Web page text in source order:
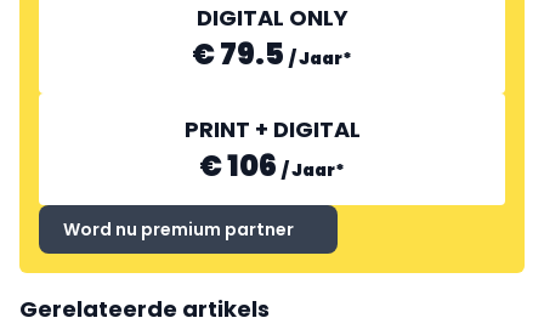
DIGITAL ONLY
€ 79.5 /Jaar*
PRINT + DIGITAL
€ 106 /Jaar*
Word nu premium partner
Gerelateerde artikels